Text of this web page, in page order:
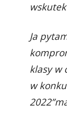
Ja
klasy w
w